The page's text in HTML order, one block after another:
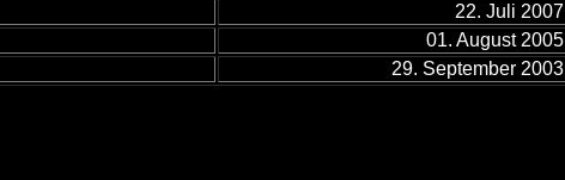
22. Juli 2007
01. August 2005
29. September 2003